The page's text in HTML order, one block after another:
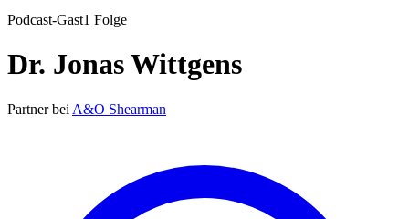
Podcast-Gast1 Folge
Dr. JonasWittgens
Partnerbei A&O Shearman